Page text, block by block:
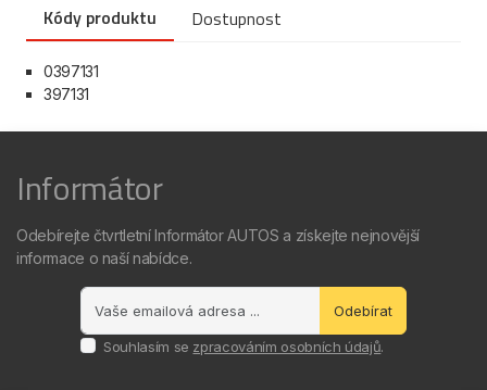
Kódy produktu Dostupnost
0397131
397131
Informátor
Odebírejte čtvrtletní Informátor AUTOS a získejte nejnovější
informace o naší nabídce.
Odebírat
Souhlasím se zpracováním osobních údajů.